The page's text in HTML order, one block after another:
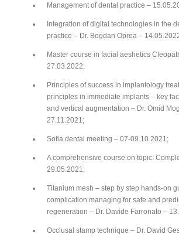
Management of dental practice –
Integration of digital technologies in the
practice – Dr. Bogdan Oprea –
Master course in facial aeshetics
27.03.2022;
Principles of success in implantology
principles in immediate implants – key
and vertical augmentation – Dr. Omid
27.11.2021;
Sofia dental meeting – 07-09.10.2021;
A comprehensive course on topic:
29.05.2021;
Titanium mesh – step by step hands-on
complication managing for safe and
regeneration – Dr. Davide Farronato –
Occlusal stamp technique – Dr. David